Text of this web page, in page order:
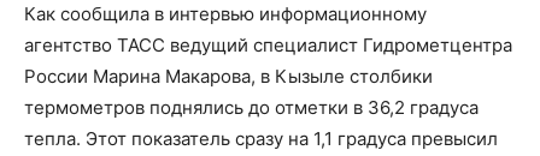
Как сообщила в интервью информационному
агентство ТАСС ведущий специалист Гидрометцентра
России Марина Макарова, в Кызыле столбики
термометров поднялись до отметки в 36,2 градуса
тепла. Этот показатель сразу на 1,1 градуса превысил